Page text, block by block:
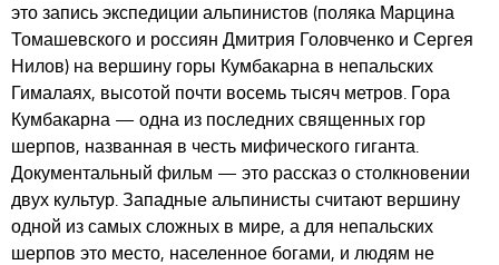
это запись экспедиции альпинистов (поляка Марцина
Томашевского и россиян Дмитрия Головченко и Сергея
Нилов) на вершину горы Кумбакарна в непальских
Гималаях, высотой почти восемь тысяч метров. Гора
Кумбакарна — одна из последних священных гор
шерпов, названная в честь мифического гиганта.
Документальный фильм — это рассказ о столкновении
двух культур. Западные альпинисты считают вершину
одной из самых сложных в мире, а для непальских
шерпов это место, населенное богами, и людям не